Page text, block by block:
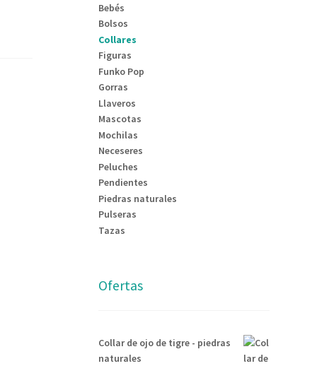
Bebés
Bolsos
Collares
Figuras
Funko Pop
Gorras
Llaveros
Mascotas
Mochilas
Neceseres
Peluches
Pendientes
Piedras naturales
Pulseras
Tazas
Ofertas
Collar de ojo de tigre - piedras
naturales